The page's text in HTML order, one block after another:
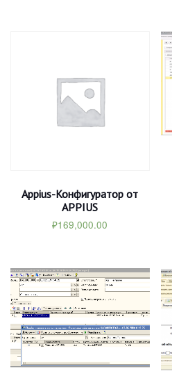
Appius-Конфигуратор от
APPIUS
₽169,000.00